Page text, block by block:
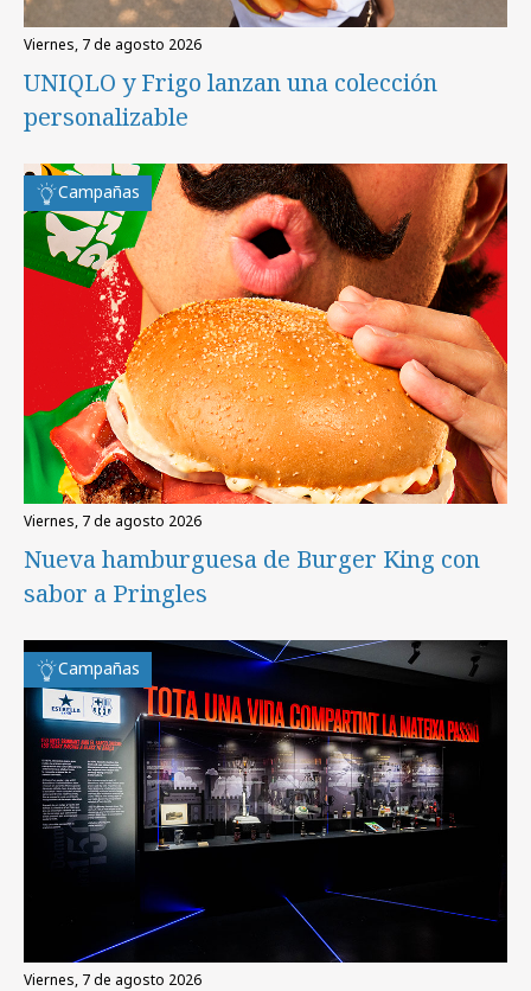
viernes, 7 de agosto 2026
UNIQLO y Frigo lanzan una colección
personalizable
Campañas
viernes, 7 de agosto 2026
Nueva hamburguesa de Burger King con
sabor a Pringles
Campañas
viernes, 7 de agosto 2026